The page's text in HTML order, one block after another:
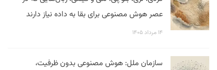
عصر هوش مصنوعی برای بقا به داده نیاز دارند
۱۴ مرداد ۱۴۰۵
سازمان ملل: هوش مصنوعی بدون ظرفیت،